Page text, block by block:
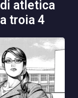
troia 4